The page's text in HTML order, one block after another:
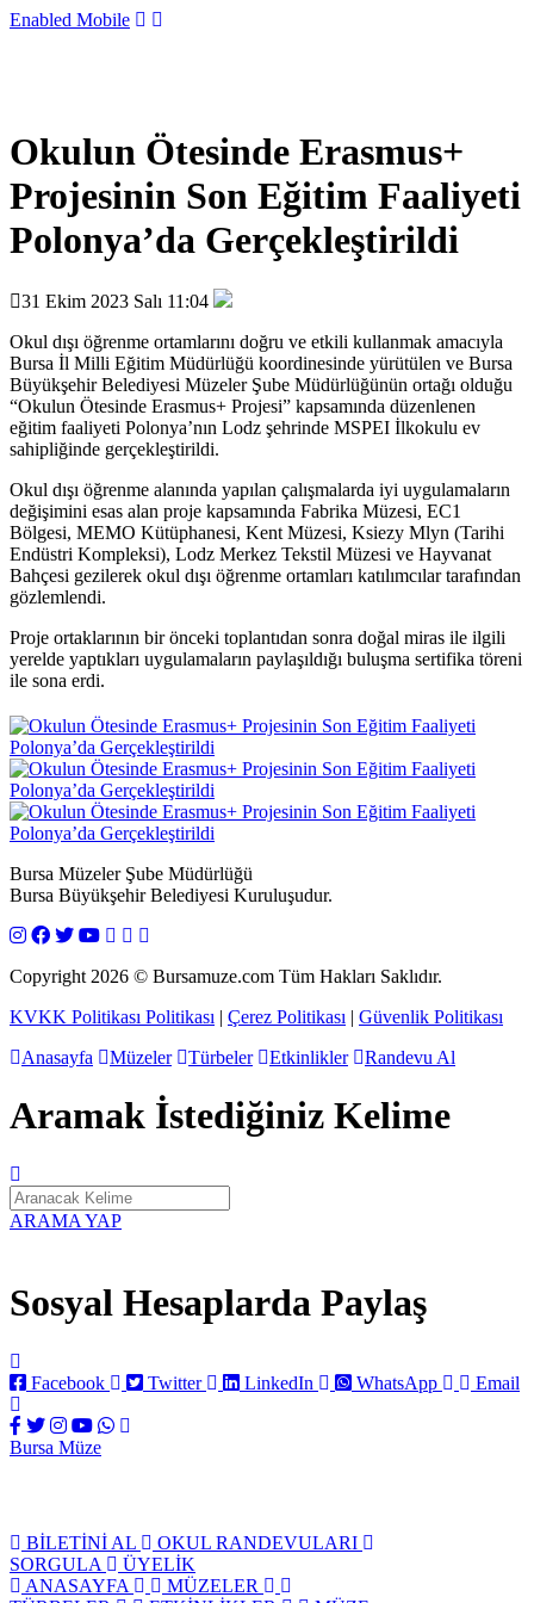
Enabled Mobile
Okulun Ötesinde Erasmus+
Projesinin Son Eğitim Faaliyeti
Polonya’da Gerçekleştirildi
31 Ekim 2023 Salı 11:04
Okul dışı öğrenme ortamlarını doğru ve etkili kullanmak amacıyla
Bursa İl Milli Eğitim Müdürlüğü koordinesinde yürütülen ve Bursa
Büyükşehir Belediyesi Müzeler Şube Müdürlüğünün ortağı olduğu
“Okulun Ötesinde Erasmus+ Projesi” kapsamında düzenlenen
eğitim faaliyeti Polonya’nın Lodz şehrinde MSPEI İlkokulu ev
sahipliğinde gerçekleştirildi.
Okul dışı öğrenme alanında yapılan çalışmalarda iyi uygulamaların
değişimini esas alan proje kapsamında Fabrika Müzesi, EC1
Bölgesi, MEMO Kütüphanesi, Kent Müzesi, Ksiezy Mlyn (Tarihi
Endüstri Kompleksi), Lodz Merkez Tekstil Müzesi ve Hayvanat
Bahçesi gezilerek okul dışı öğrenme ortamları katılımcılar tarafından
gözlemlendi.
Proje ortaklarının bir önceki toplantıdan sonra doğal miras ile ilgili
yerelde yaptıkları uygulamaların paylaşıldığı buluşma sertifika töreni
ile sona erdi.
Bursa Müzeler Şube Müdürlüğü
Bursa Büyükşehir Belediyesi Kuruluşudur.
Copyright 2026 © Bursamuze.com Tüm Hakları Saklıdır.
KVKK Politikası Politikası | Çerez Politikası | Güvenlik Politikası
Anasayfa
Müzeler Türbeler Etkinlikler Randevu Al
Aramak İstediğiniz Kelime
ARAMA YAP
Sosyal Hesaplarda Paylaş
Facebook Twitter LinkedIn WhatsApp Email
Bursa Müze
BİLETİNİ AL
OKUL RANDEVULARI
SORGULA
ÜYELİK
ANASAYFA
MÜZELER